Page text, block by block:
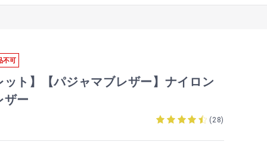
不可
ット】【パジャマブレザー】ナイロン
ザー
(28)